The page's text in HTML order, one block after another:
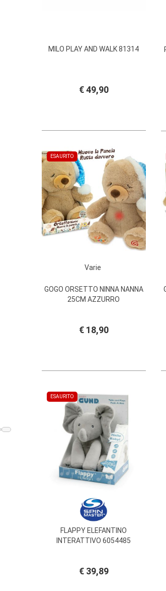
MILO PLAY AND WALK 81314
€ 49,90
ESAURITO
Varie
GOGO ORSETTO NINNA NANNA
25CM AZZURRO
€ 18,90
ESAURITO
FLAPPY ELEFANTINO
INTERATTIVO 6054485
€ 39,89